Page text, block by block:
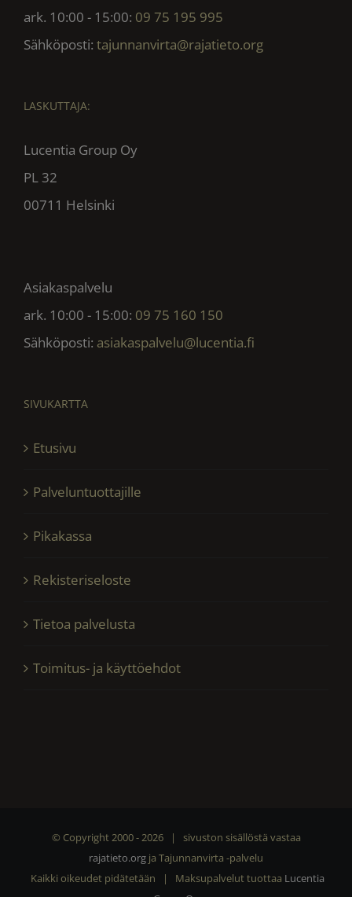
ark. 10:00 - 15:00: 09 75 195 995
Sähköposti: tajunnanvirta@rajatieto.org
LASKUTTAJA:
Lucentia Group Oy
PL 32
00711 Helsinki
Asiakaspalvelu
ark. 10:00 - 15:00: 09 75 160 150
Sähköposti: asiakaspalvelu@lucentia.fi
SIVUKARTTA
Etusivu
Palveluntuottajille
Pikakassa
Rekisteriseloste
Tietoa palvelusta
Toimitus- ja käyttöehdot
© Copyright 2000 -2026 | sivuston sisällöstä vastaa
rajatieto.org ja Tajunnanvirta -palvelu
Kaikki oikeudet pidätetään | Maksupalvelut tuottaa Lucentia